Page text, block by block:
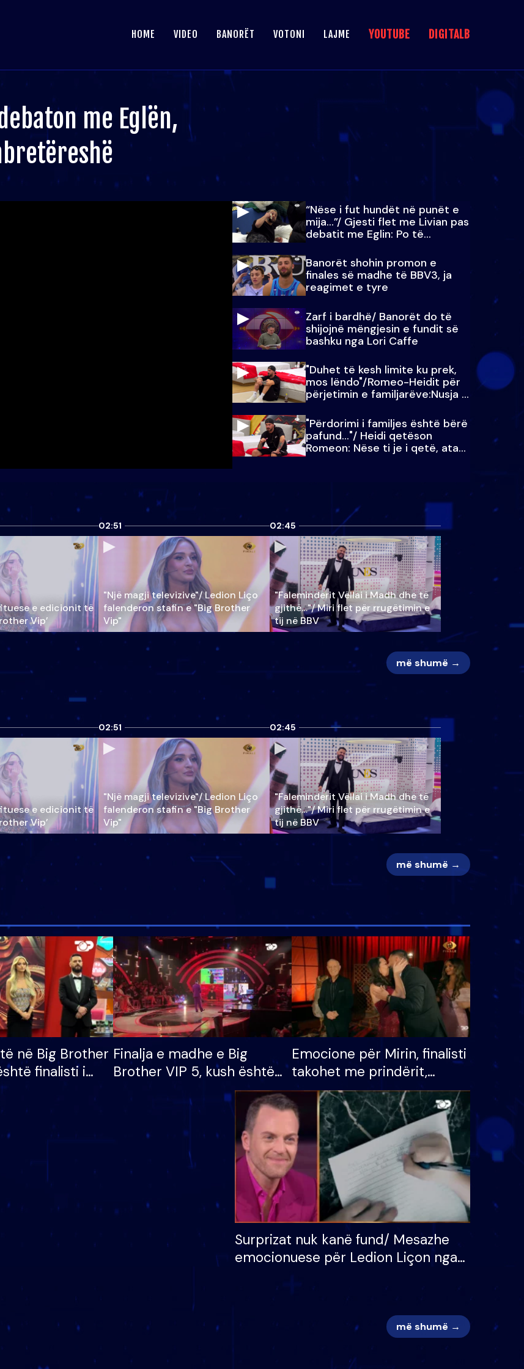
HOME VIDEO BANORËT VOTONI LAJME YOUTUBE DIGITALB
me Eglën,
“Nëse i fut hundët në punët e
mija…”/ Gjesti flet me Livian pas
debatit me Eglin: Po të
paralajmëroj
Banorët shohin promon e
finales së madhe të BBV3, ja
reagimet e tyre
Zarf i bardhë/ Banorët do të
shijojnë mëngjesin e fundit së
bashku nga Lori Caffe
"Duhet të kesh limite ku prek,
mos lëndo"/Romeo-Heidit për
përjetimin e familjarëve:Nusja e
Julit…
"Përdorimi i familjes është bërë
pafund…"/ Heidi qetëson
Romeon: Nëse ti je i qetë, ata
qetësohen
e edicionit të
Vip’
02:51
"Një magji televizive"/ Ledion Liço
falenderon stafin e "Big Brother
Vip"
02:45
"Faleminderit Vëllai i Madh dhe të
gjithë…"/ Miri flet për rrugëtimin e
tij në BBV
më shumë →
e edicionit të
Vip’
02:51
"Një magji televizive"/ Ledion Liço
falenderon stafin e "Big Brother
Vip"
02:45
"Faleminderit Vëllai i Madh dhe të
gjithë…"/ Miri flet për rrugëtimin e
tij në BBV
më shumë →
në Big Brother
finalisti i
shtëpinë
Finalja e madhe e Big
Brother VIP 5, kush është
banori i parë që lë shtëpinë
dhe humb mundësinë për
të fituar çmimin e madh
Emocione për Mirin, finalisti
takohet me prindërit,
vajzën dhe bashkëshorten:
S’kemi ndonjë letër divorci
apo jo?
Surprizat nuk kanë fund/ Mesazhe
emocionuese për Ledion Liçon nga
më shumë →